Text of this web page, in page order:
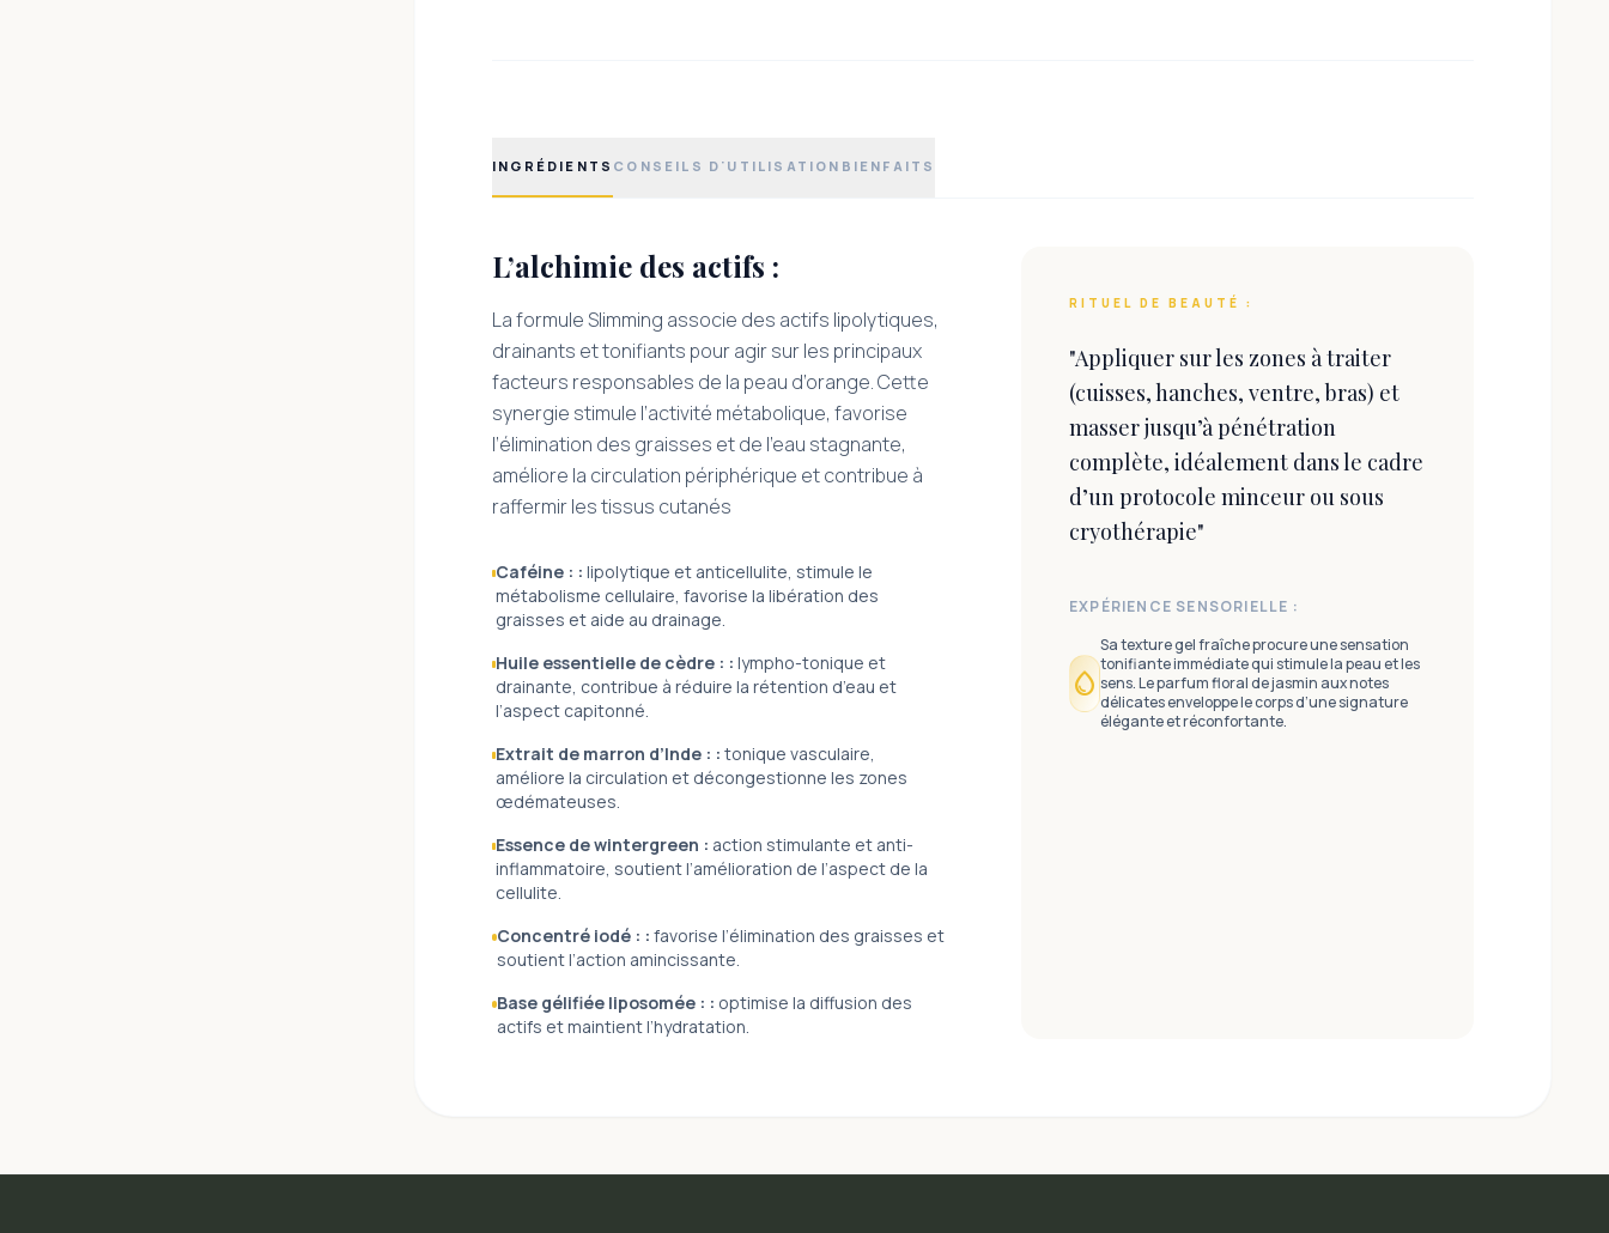
INGRÉDIENTS CONSEILS D'UTILISATION BIENFAITS
L’alchimie des actifs :
La formule Slimming associe des actifs lipolytiques,
drainants et tonifiants pour agir sur les principaux
facteurs responsables de la peau d’orange. Cette
synergie stimule l’activité métabolique, favorise
l’élimination des graisses et de l’eau stagnante,
améliore la circulation périphérique et contribue à
raffermir les tissus cutanés
Caféine : : lipolytique et anticellulite, stimule le
métabolisme cellulaire, favorise la libération des
graisses et aide au drainage.
Huile essentielle de cèdre : : lympho-tonique et
drainante, contribue à réduire la rétention d’eau et
l’aspect capitonné.
Extrait de marron d’Inde : : tonique vasculaire,
améliore la circulation et décongestionne les zones
œdémateuses.
Essence de wintergreen : action stimulante et anti-
inflammatoire, soutient l’amélioration de l’aspect de la
cellulite.
Concentré iodé : : favorise l’élimination des graisses et
soutient l’action amincissante.
Base gélifiée liposomée : : optimise la diffusion des
actifs et maintient l’hydratation.
RITUEL DE BEAUTÉ :
"Appliquer sur les zones à traiter
(cuisses, hanches, ventre, bras) et
masser jusqu’à pénétration
complète, idéalement dans le cadre
d’un protocole minceur ou sous
cryothérapie"
EXPÉRIENCE SENSORIELLE :
water_drop
Sa texture gel fraîche procure une sensation
tonifiante immédiate qui stimule la peau et les
sens. Le parfum floral de jasmin aux notes
délicates enveloppe le corps d’une signature
élégante et réconfortante.